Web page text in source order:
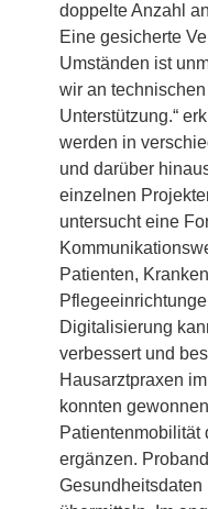
doppelte Anzahl
Eine gesicherte
Umständen ist
wir an
Unterstützung.“
werden in
und darüber
einzelnen
untersucht eine
Patienten,
Digitalisierung
verbessert und
Hausarztpraxen
konnten
Patientenmobilität
ergänzen.